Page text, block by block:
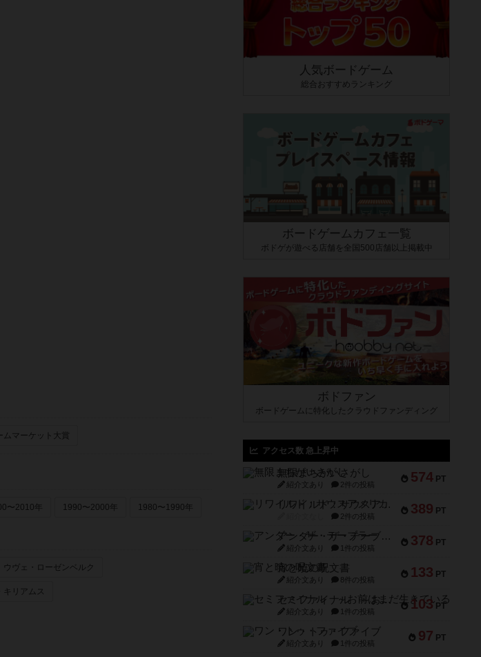
ムマーケット大賞
〜2010年 1990〜2000年 1980〜1990年
ウヴェ・ローゼンベルク
キリアムス
人気ボードゲーム
総合おすすめランキング
ボードゲームカフェ一覧
ボドゲが遊べる店舗を全国500店舗以上掲載中
ボドファン
ボードゲームに特化したクラウドファンディング
アクセス数 急上昇中
574 PT
無限まちがいさがし
紹介文あり 2件の投稿
389 PT
リワイルド：サウスアメリカ
2件の投稿
378 PT
アンダー・ザ・テーブラー
紹介文あり 1件の投稿
133 PT
宵と暁の呪文書
紹介文あり 8件の投稿
103 PT
セミファイナル ～お前はまだ生きている～
紹介文あり 1件の投稿
97 PT
ワン・トゥ・ファイブ
紹介文あり 1件の投稿